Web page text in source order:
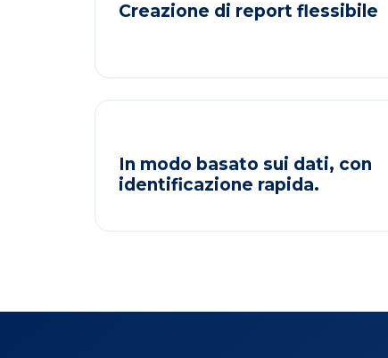
Creazione di report flessibile
In modo basato sui dati, con
identificazione rapida.